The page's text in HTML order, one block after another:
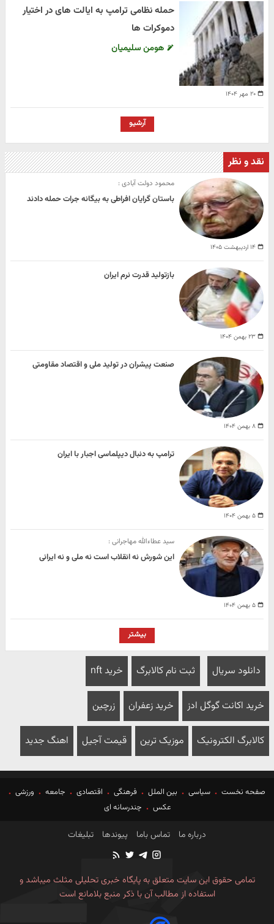
۲۰ مهر ۱۴۰۴
حمله نظامی ترامپ به ایالت های در اختیار
دموکرات ها
هومن سلیمیان
آرشیو
نقد و نظر
۱۴ اردیبهشت ۱۴۰۵
محمود دولت‌ آبادی :
باستان‌ گرایان افراطی به بیگانه جرات حمله دادند
۲۳ بهمن ۱۴۰۴
بازتولید قدرت نرم ایران
۸ بهمن ۱۴۰۴
صنعت پیشران در تولید ملی و اقتصاد مقاومتی
۵ بهمن ۱۴۰۴
ترامپ به دنبال دیپلماسی اجبار با ایران
۵ بهمن ۱۴۰۴
سید عطاءالله مهاجرانی :
این شورش نه انقلاب است نه ملی و نه ایرانی
بیشتر
دانلود سریال ثبت نام کالابرگ خرید nft
خرید اکانت گوگل ادز خرید زعفران زرچین
کالابرگ الکترونیک موزیک ترین قیمت آجیل اهنگ جدید
صفحه نخست سیاسی بین الملل فرهنگی اقتصادی جامعه
ورزشی
عکس
چندرسانه ای
درباره ما تماس باما پیوندها تبلیغات
تمامی حقوق این سایت متعلق به پایگاه خبری تحلیلی مثلث میباشد و
استفاده از مطالب آن با ذکر منبع بلامانع است